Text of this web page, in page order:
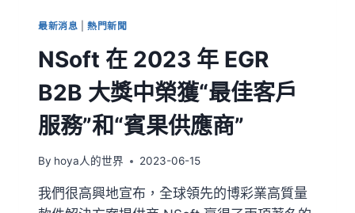
最新消息 |熱門新聞
NSoft 在 2023 年 EGR
B2B 大獎中榮獲“最佳客戶
服務”和“賓果供應商”
By hoya人的世界 2023-06-15
我們很高興地宣布，全球領先的博彩業高質量